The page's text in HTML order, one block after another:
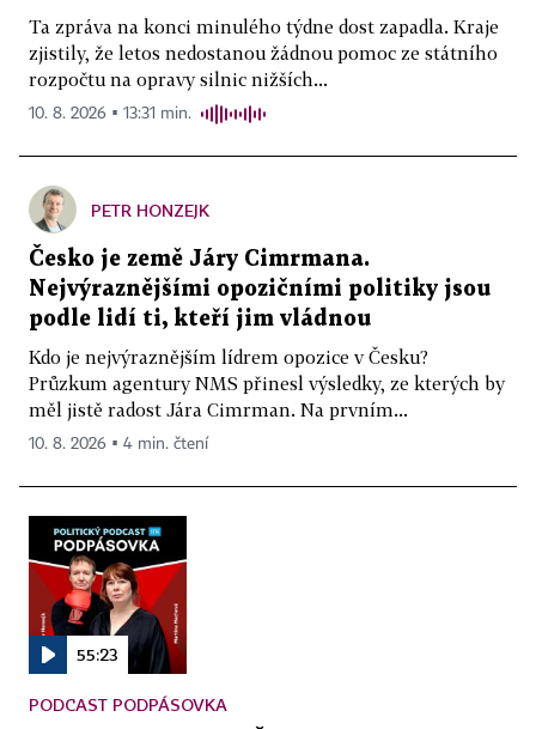
Ta zpráva na konci minulého týdne dost zapadla. Kraje
zjistily, že letos nedostanou žádnou pomoc ze státního
rozpočtu na opravy silnic nižších...
10. 8. 2026 ▪ 13:31 min.
PETR HONZEJK
Česko je země Járy Cimrmana.
Nejvýraznějšími opozičními politiky jsou
podle lidí ti, kteří jim vládnou
Kdo je nejvýraznějším lídrem opozice v Česku?
Průzkum agentury NMS přinesl výsledky, ze kterých by
měl jistě radost Jára Cimrman. Na prvním...
10. 8. 2026 ▪ 4 min. čtení
55:23
PODCAST PODPÁSOVKA